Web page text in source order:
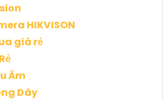
HIKVISON
giá rẻ
Âm
Dây